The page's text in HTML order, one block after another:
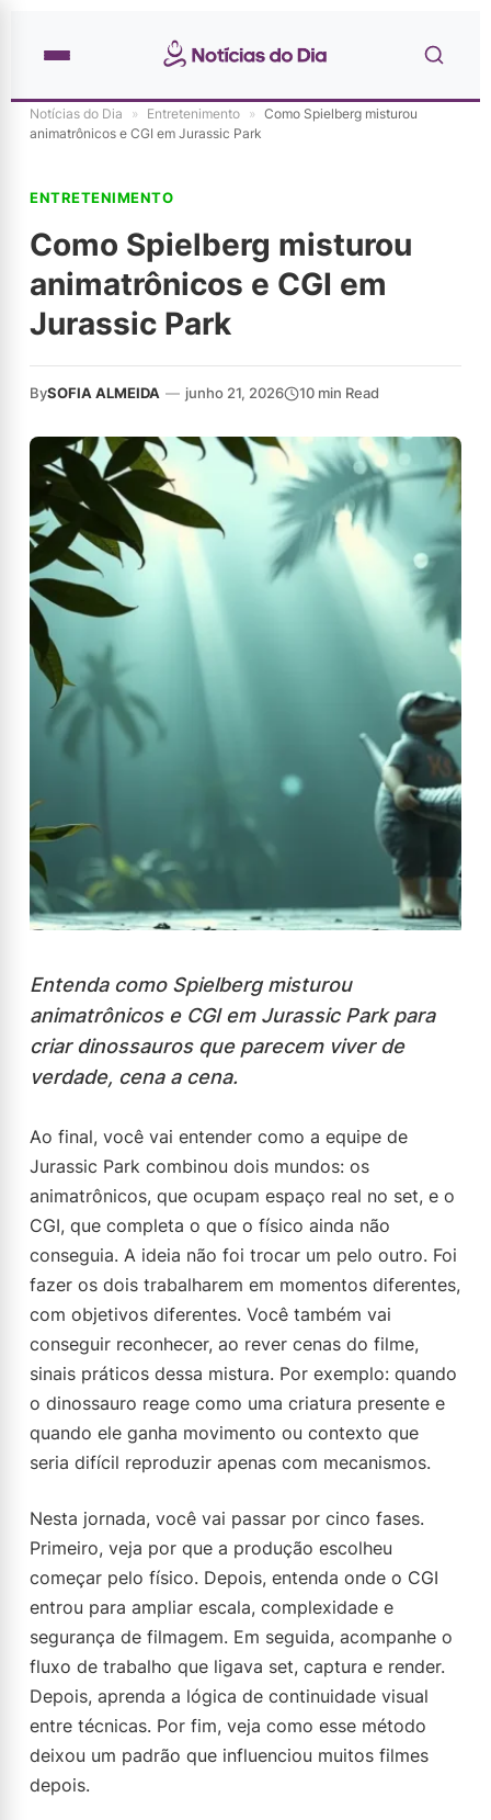
Notícias do Dia » Entretenimento » Como Spielberg misturou
animatrônicos e CGI em Jurassic Park
ENTRETENIMENTO
Como Spielberg misturou
animatrônicos e CGI em
Jurassic Park
BySOFIA ALMEIDA — junho 21, 2026 10 min Read
Entenda como Spielberg misturou
animatrônicos e CGI em Jurassic Park para
criar dinossauros que parecem viver de
verdade, cena a cena.
Ao final, você vai entender como a equipe de
Jurassic Park combinou dois mundos: os
animatrônicos, que ocupam espaço real no set, e o
CGI, que completa o que o físico ainda não
conseguia. A ideia não foi trocar um pelo outro. Foi
fazer os dois trabalharem em momentos diferentes,
com objetivos diferentes. Você também vai
conseguir reconhecer, ao rever cenas do filme,
sinais práticos dessa mistura. Por exemplo: quando
o dinossauro reage como uma criatura presente e
quando ele ganha movimento ou contexto que
seria difícil reproduzir apenas com mecanismos.
Nesta jornada, você vai passar por cinco fases.
Primeiro, veja por que a produção escolheu
começar pelo físico. Depois, entenda onde o CGI
entrou para ampliar escala, complexidade e
segurança de filmagem. Em seguida, acompanhe o
fluxo de trabalho que ligava set, captura e render.
Depois, aprenda a lógica de continuidade visual
entre técnicas. Por fim, veja como esse método
deixou um padrão que influenciou muitos filmes
depois.